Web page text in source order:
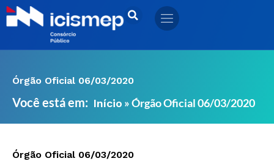
Ir
para
Órgão Oficial 06/03/2020
Você está em: Início »Órgão Oficial 06/03/2020
Órgão Oficial 06/03/2020